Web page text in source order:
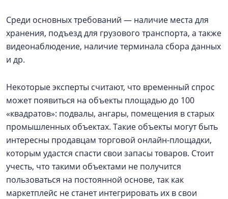
Среди основных требований — наличие места для
хранения, подъезд для грузового транспорта, а также
видеонаблюдение, наличие терминала сбора данных
и др.
Некоторые эксперты считают, что временный спрос
может появиться на объекты площадью до 100
«квадратов»: подвалы, ангары, помещения в старых
промышленных объектах. Такие объекты могут быть
интересны продавцам торговой онлайн-площадки,
которым удастся спасти свои запасы товаров. Стоит
учесть, что такими объектами не получится
пользоваться на постоянной основе, так как
маркетплейс не станет интегрировать их в свои